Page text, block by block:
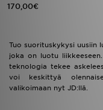
170,00€
Tuo suorituskykysi uusiin
joka on luotu
teknologia tekee
voi keskittyä
valikoimaan nyt JD:llä.